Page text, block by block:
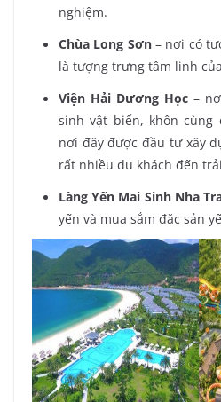
nghiệm.
Chùa Long Sơn – nơi có
là tượng trưng tâm linh
Viện Hải Dương Học –
sinh vật biển, khôn cùng
nơi đây được đầu tư xây
rất nhiều du khách đến
Làng Yến Mai Sinh Nha
yến và mua sắm đặc sản